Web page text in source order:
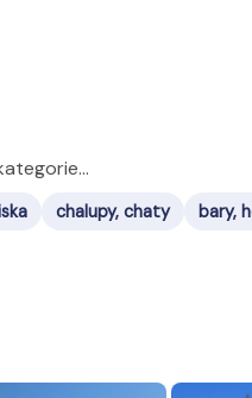
chalupy, chaty bary,